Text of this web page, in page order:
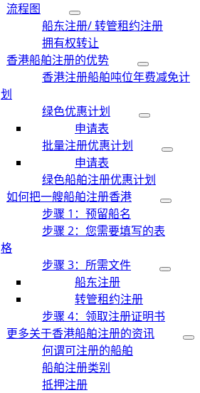
流程图
船东注册/ 转管租约注册
拥有权转让
香港船舶注册的优势
香港注册船舶吨位年费减免计
划
绿色优惠计划
申请表
批量注册优惠计划
申请表
绿色船舶注册优惠计划
如何把一艘船舶注册香港
步骤 1：预留船名
步骤 2：您需要填写的表
格
步骤 3：所需文件
船东注册
转管租约注册
步骤 4：领取注册证明书
更多关于香港船舶注册的资讯
何谓可注册的船舶
船舶注册类别
抵押注册